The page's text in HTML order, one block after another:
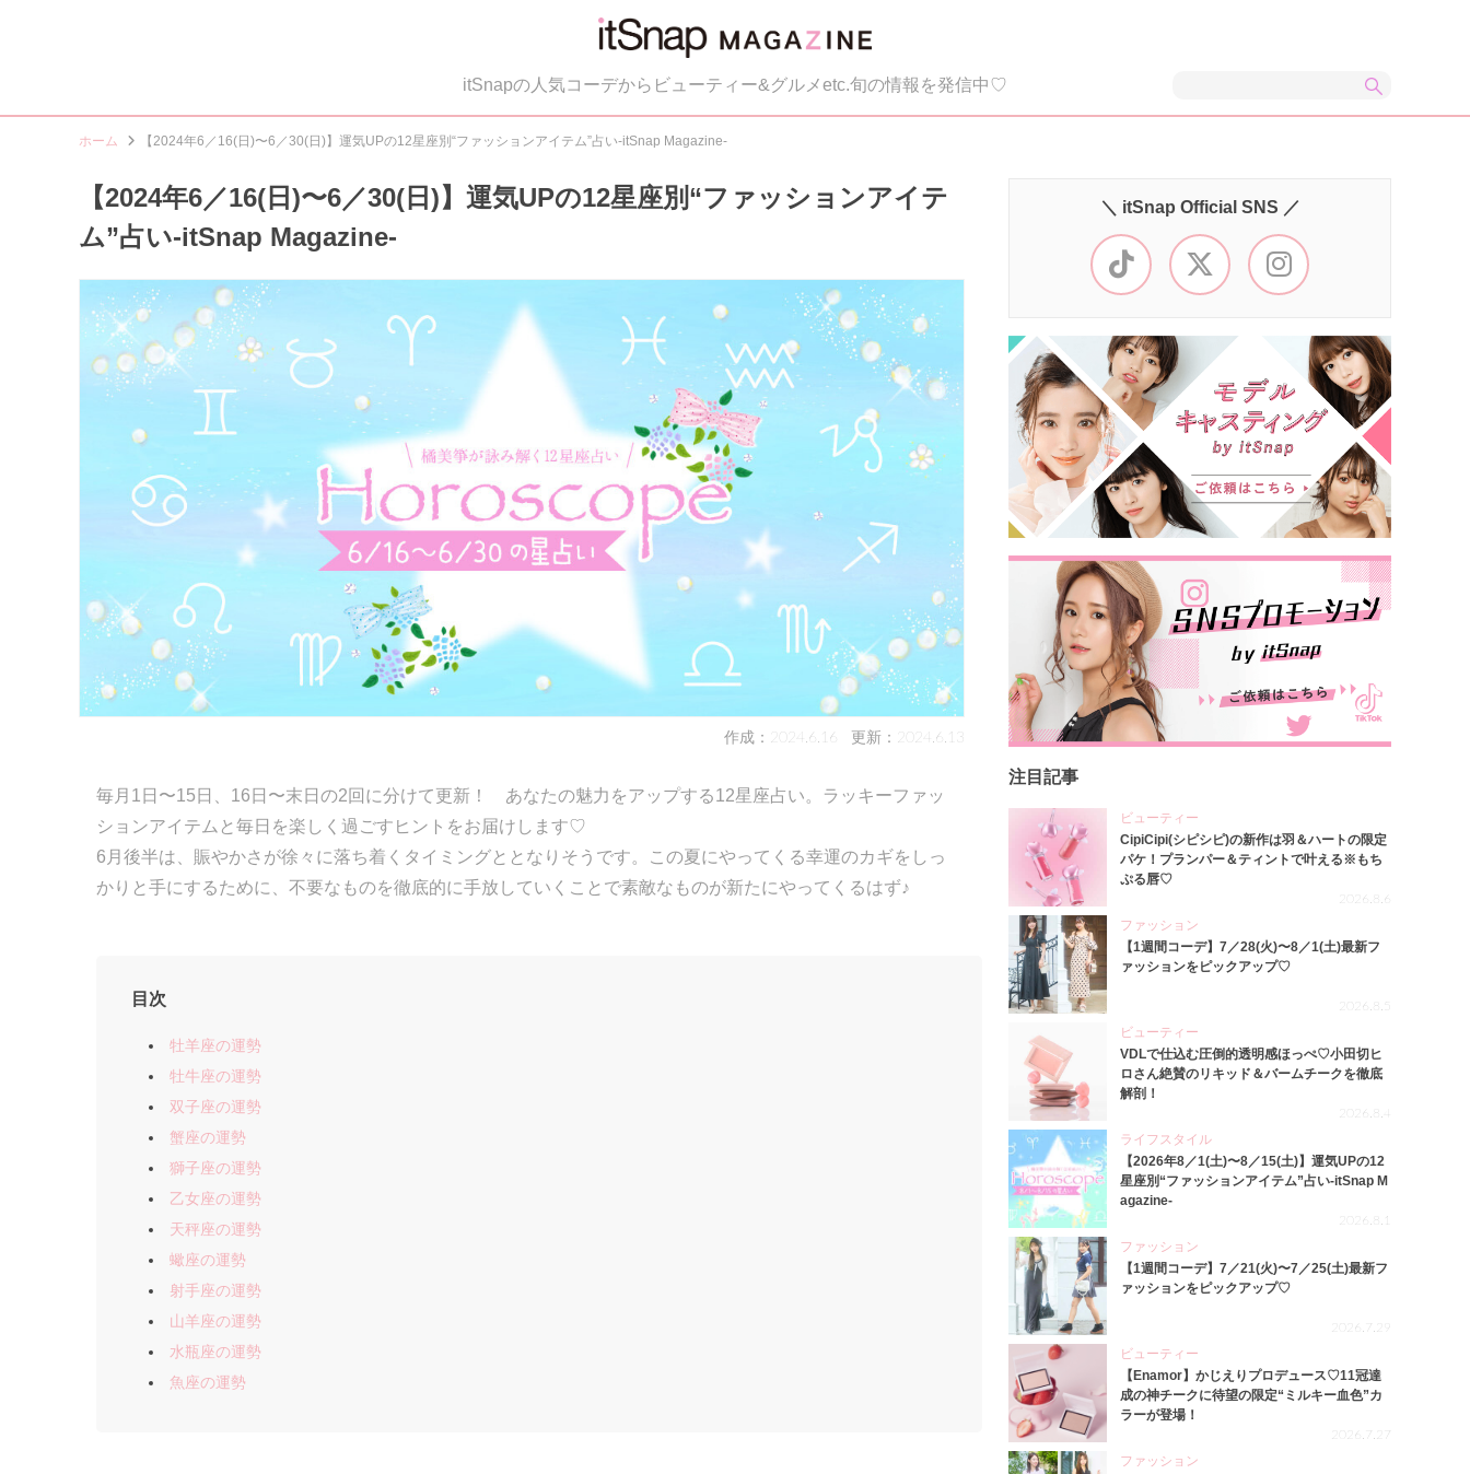
itSnapの人気コーデからビューティー&グルメetc.旬の情報を発信中♡
ホーム 【2024年6／16(日)〜6／30(日)】運気UPの12星座別“ファッションアイテム”占い-itSnap Magazine-
【2024年6／16(日)〜6／30(日)】運気UPの12星座別“ファッションアイテ
ム”占い-itSnap Magazine-
作成：2024.6.16 更新：2024.6.13
毎月1日〜15日、16日〜末日の2回に分けて更新！ あなたの魅力をアップする12星座占い。ラッキーファッ
ションアイテムと毎日を楽しく過ごすヒントをお届けします♡
6月後半は、賑やかさが徐々に落ち着くタイミングととなりそうです。この夏にやってくる幸運のカギをしっ
かりと手にするために、不要なものを徹底的に手放していくことで素敵なものが新たにやってくるはず♪
目次
牡羊座の運勢
牡牛座の運勢
双子座の運勢
蟹座の運勢
獅子座の運勢
乙女座の運勢
天秤座の運勢
蠍座の運勢
射手座の運勢
山羊座の運勢
水瓶座の運勢
魚座の運勢
＼ itSnap Official SNS ／
注目記事
ビューティー
CipiCipi(シピシピ)の新作は羽＆ハートの限定
パケ！プランパー＆ティントで叶える※もち
ぷる唇♡
2026.8.6
ファッション
【1週間コーデ】7／28(火)〜8／1(土)最新フ
ァッションをピックアップ♡
2026.8.5
ビューティー
VDLで仕込む圧倒的透明感ほっぺ♡小田切ヒ
ロさん絶賛のリキッド＆バームチークを徹底
解剖！
2026.8.4
ライフスタイル
【2026年8／1(土)〜8／15(土)】運気UPの12
星座別“ファッションアイテム”占い-itSnap M
agazine-
2026.8.1
ファッション
【1週間コーデ】7／21(火)〜7／25(土)最新フ
ァッションをピックアップ♡
2026.7.29
ビューティー
【Enamor】かじえりプロデュース♡11冠達
成の神チークに待望の限定“ミルキー血色”カ
ラーが登場！
2026.7.27
ファッション